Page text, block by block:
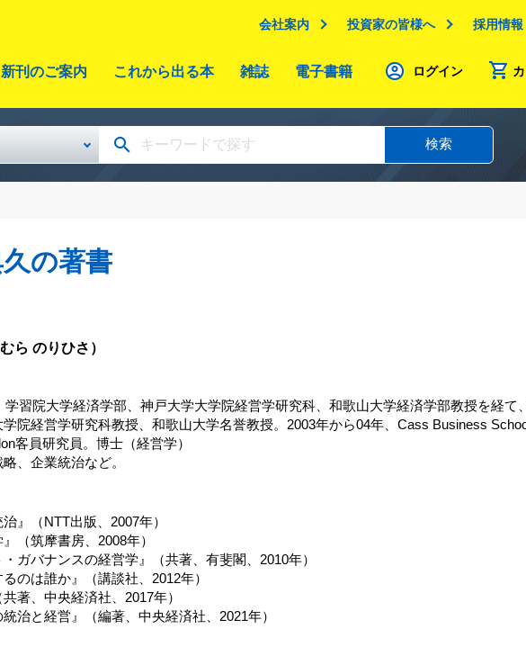
会社案内 投資家の皆様へ 採用情報
新刊のご案内 これから出る本 雑誌 電子書籍 ログイン
検索
の著書
ら のりひさ）
学習院大学経済学部、神戸大学大学院経営学研究科、和歌山大学経済学部教授を経て
院経営学研究科教授、和歌山大学名誉教授。2003年から04年、Cass Business
客員研究員。博士（経営学）
、企業統治など。
治』（NTT出版、2007年）
』（筑摩書房、2008年）
・ガバナンスの経営学』（共著、有斐閣、2010年）
るのは誰か』（講談社、2012年）
共著、中央経済社、2017年）
統治と経営』（編著、中央経済社、2021年）